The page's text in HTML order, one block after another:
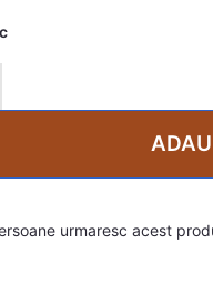
urmaresc acest